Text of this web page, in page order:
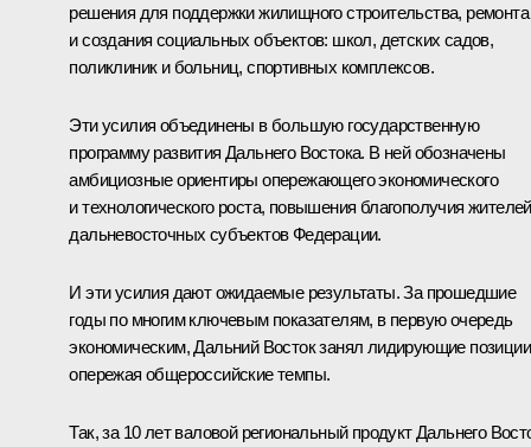
решения для поддержки жилищного строительства, ремонта
и создания социальных объектов: школ, детских садов,
поликлиник и больниц, спортивных комплексов.
Эти усилия объединены в большую государственную
программу развития Дальнего Востока. В ней обозначены
амбициозные ориентиры опережающего экономического
и технологического роста, повышения благополучия жителей
дальневосточных субъектов Федерации.
И эти усилия дают ожидаемые результаты. За прошедшие
годы по многим ключевым показателям, в первую очередь
экономическим, Дальний Восток занял лидирующие
опережая общероссийские темпы.
Так, за 10 лет валовой региональный продукт Дальнего